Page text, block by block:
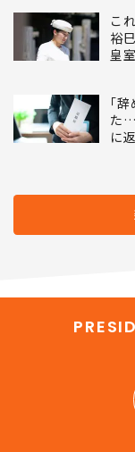
こ
裕
皇
｢
た…
に